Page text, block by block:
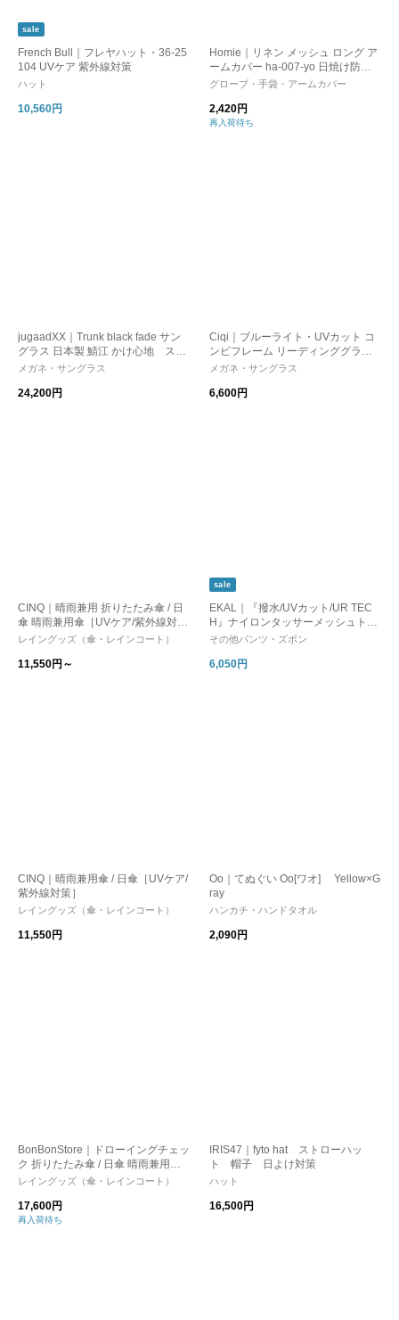
sale
French Bull｜フレヤハット・36-25
104 UVケア 紫外線対策
ハット
10,560円
Homie｜リネン メッシュ ロング ア
ームカバー ha-007-yo 日焼け防止
日本製
グローブ・手袋・アームカバー
2,420円
再入荷待ち
jugaadXX｜Trunk black fade サン
グラス 日本製 鯖江 かけ心地 スト
レスフリー 軽量 機能性レンズ 調光
メガネ・サングラス
24,200円
Ciqi｜ブルーライト・UVカット コ
ンビフレーム リーディンググラス
老眼鏡 “Herbie” herbie
メガネ・サングラス
6,600円
CINQ｜晴雨兼用 折りたたみ傘 / 日
傘 晴雨兼用傘［UVケア/紫外線対
策/母の日］
レイングッズ（傘・レインコート）
11,550円～
sale
EKAL｜『撥水/UVカット/UR TEC
H』ナイロンタッサーメッシュトラ
ウザー
その他パンツ・ズボン
6,050円
CINQ｜晴雨兼用傘 / 日傘［UVケア/
紫外線対策］
レイングッズ（傘・レインコート）
11,550円
Oo｜てぬぐい Oo[ワオ] Yellow×G
ray
ハンカチ・ハンドタオル
2,090円
BonBonStore｜ドローイングチェッ
ク 折りたたみ傘 / 日傘 晴雨兼用傘
［UVケア/紫外線対策/母の日］
レイングッズ（傘・レインコート）
17,600円
再入荷待ち
IRIS47｜fyto hat ストローハッ
ト 帽子 日よけ対策
ハット
16,500円